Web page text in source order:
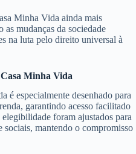
Minha Vida ainda mais
mudanças da sociedade
na luta pelo direito universal à
Minha Vida
é especialmente desenhado para
garantindo acesso facilitado
foram ajustados para
sociais, mantendo o compromisso